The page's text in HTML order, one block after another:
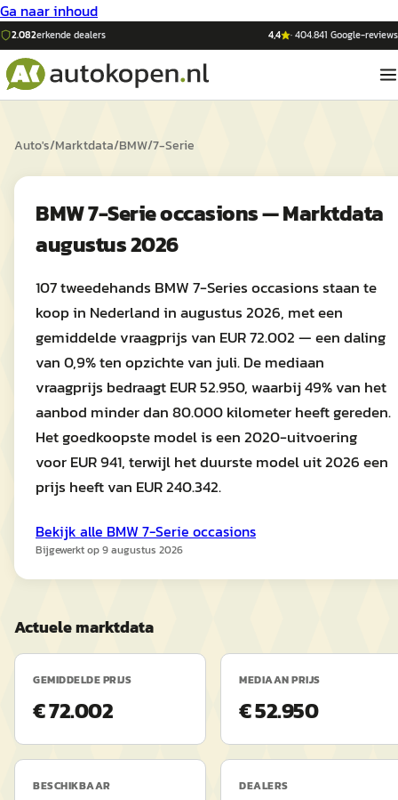
Ga naar inhoud
2.082erkende dealers 4,4 ·404.841 Google-reviews
Auto's/Marktdata/BMW/7-Serie
BMW 7-Serie occasions — Marktdata
augustus 2026
107 tweedehands BMW 7-Series occasions staan te
koop in Nederland in augustus 2026, met een
gemiddelde vraagprijs van EUR 72.002 — een daling
van 0,9% ten opzichte van juli. De mediaan
vraagprijs bedraagt EUR 52.950, waarbij 49% van het
aanbod minder dan 80.000 kilometer heeft gereden.
Het goedkoopste model is een 2020-uitvoering
voor EUR 941, terwijl het duurste model uit 2026 een
prijs heeft van EUR 240.342.
Bekijk alle BMW 7-Serie occasions
Bijgewerkt op9 augustus 2026
Actuele marktdata
GEMIDDELDE PRIJS
€ 72.002
MEDIAAN PRIJS
€ 52.950
BESCHIKBAAR DEALERS